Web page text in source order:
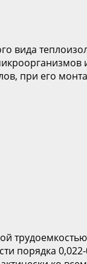
вида
при его
порядка